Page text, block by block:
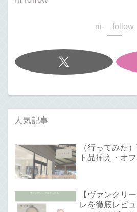
rii- follow
人気記事
（行ってみた
ト品揃え・オ
【ヴァンクリ
レを徹底レビ